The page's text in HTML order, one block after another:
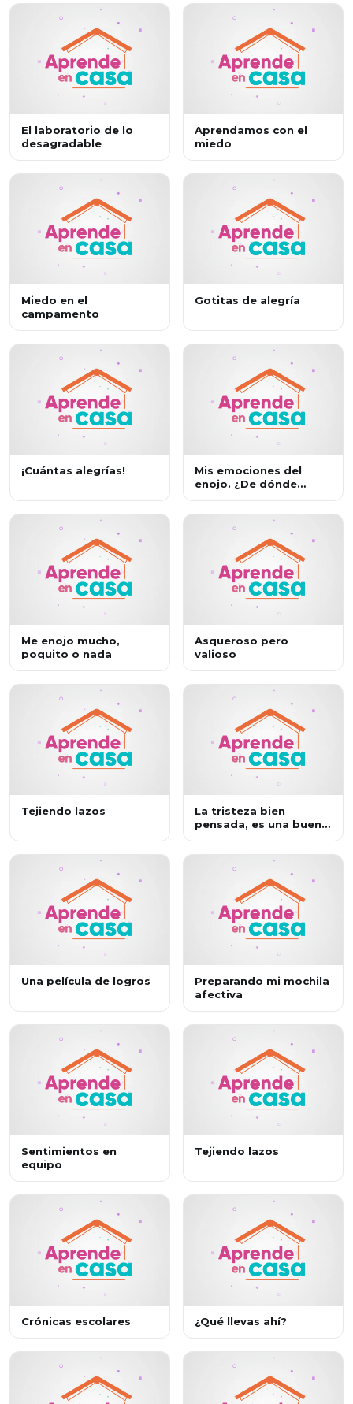
El laboratorio de lo
desagradable
Aprendamos con el
miedo
Miedo en el
campamento
Gotitas de alegría
¡Cuántas alegrías!
Mis emociones del
enojo. ¿De dónde
Me enojo mucho,
poquito o nada
Asqueroso pero
valioso
Tejiendo lazos
La tristeza bien
pensada, es una buena
Una película de logros
Preparando mi mochila
afectiva
Sentimientos en
equipo
Tejiendo lazos
Crónicas escolares ¿Qué llevas ahí?